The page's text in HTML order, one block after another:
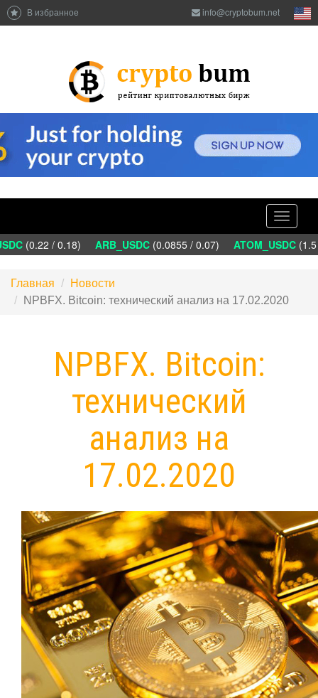
В избранное info@cryptobum.net
Toggle
(0.22 / 0.18) ARB_USDC(0.0855 / 0.07) ATOM_USDC(1.5
Главная
Новости
NPBFX. Bitcoin: технический анализ на 17.02.2020
NPBFX. Bitcoin:
технический
анализ на
17.02.2020